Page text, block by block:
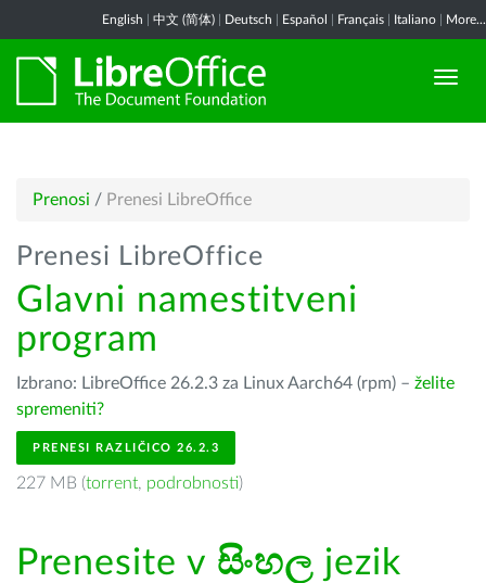
English 中文 (简体) Deutsch Español Français Italiano More...
Prenosi / Prenesi LibreOffice
Prenesi LibreOffice
Glavni namestitveni
program
Izbrano: LibreOffice 26.2.3 za Linux Aarch64 (rpm) – želite
spremeniti?
PRENESI RAZLIČICO 26.2.3
227 MB (torrent, podrobnosti)
Prenesite v සිංහල jezik